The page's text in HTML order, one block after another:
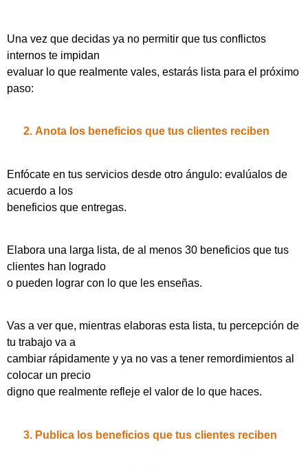
Una vez que decidas ya no permitir que tus conflictos
internos te impidan
evaluar lo que realmente vales, estarás lista para el próximo
paso:
2. Anota los beneficios que tus clientes reciben
Enfócate en tus servicios desde otro ángulo: evalúalos de
acuerdo a los
beneficios que entregas.
Elabora una larga lista, de al menos 30 beneficios que tus
clientes han logrado
o pueden lograr con lo que les enseñas.
Vas a ver que, mientras elaboras esta lista, tu percepción de
tu trabajo va a
cambiar rápidamente y ya no vas a tener remordimientos al
colocar un precio
digno que realmente refleje el valor de lo que haces.
3. Publica los beneficios que tus clientes reciben